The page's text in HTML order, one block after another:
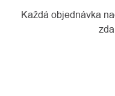
Každá objednávka